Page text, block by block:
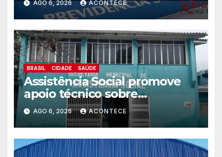
AGO 6, 2026 ACONTECE
BRASIL CIDADE SAÚDE
Assistência Social promove
apoio técnico sobre
preparação e resposta a
situações de emergência e
calamidade pública
AGO 6, 2026 ACONTECE